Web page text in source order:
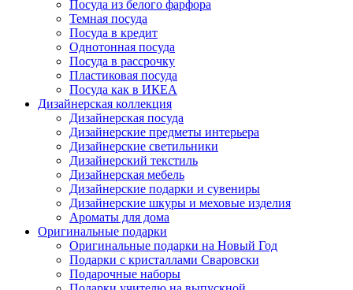
Посуда из белого фарфора
Темная посуда
Посуда в кредит
Однотонная посуда
Посуда в рассрочку
Пластиковая посуда
Посуда как в ИКЕА
Дизайнерская коллекция
Дизайнерская посуда
Дизайнерские предметы интерьера
Дизайнерские светильники
Дизайнерский текстиль
Дизайнерская мебель
Дизайнерские подарки и сувениры
Дизайнерские шкуры и меховые изделия
Ароматы для дома
Оригинальные подарки
Оригинальные подарки на Новый Год
Подарки с кристаллами Сваровски
Подарочные наборы